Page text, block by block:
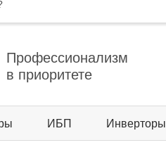
Профессионализм
в приоритете
ИБП Инверторы